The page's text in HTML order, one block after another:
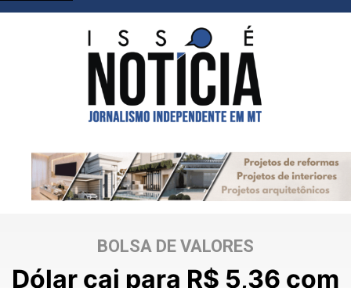
BOLSA DE VALORES
Dólar cai para R$ 5,36 com